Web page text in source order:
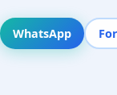
WhatsApp